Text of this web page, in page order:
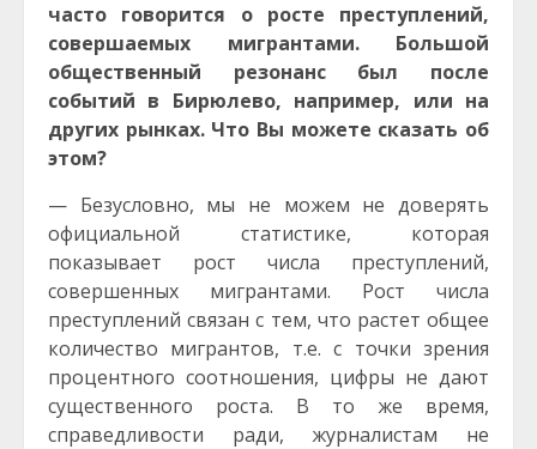
часто говорится о росте преступлений,
совершаемых мигрантами. Большой
общественный резонанс был после
событий в Бирюлево, например, или на
других рынках. Что Вы можете сказать об
этом?
— Безусловно, мы не можем не доверять
официальной статистике, которая
показывает рост числа преступлений,
совершенных мигрантами. Рост числа
преступлений связан с тем, что растет общее
количество мигрантов, т.е. с точки зрения
процентного соотношения, цифры не дают
существенного роста. В то же время,
справедливости ради, журналистам не